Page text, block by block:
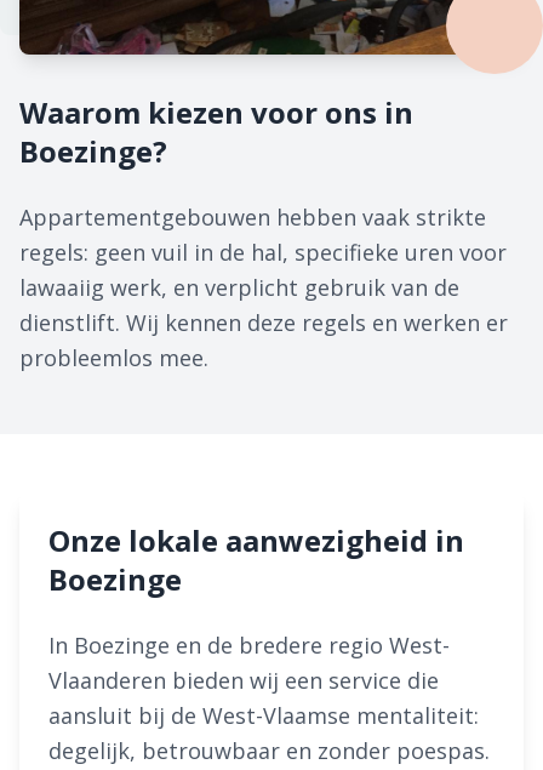
Waarom kiezen voor ons in
Boezinge?
Appartementgebouwen hebben vaak strikte
regels: geen vuil in de hal, specifieke uren voor
lawaaiig werk, en verplicht gebruik van de
dienstlift. Wij kennen deze regels en werken er
probleemlos mee.
Onze lokale aanwezigheid in
Boezinge
In Boezinge en de bredere regio West-
Vlaanderen bieden wij een service die
aansluit bij de West-Vlaamse mentaliteit:
degelijk, betrouwbaar en zonder poespas.